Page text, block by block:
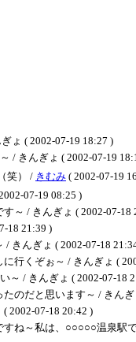
ょ ( 2002-07-19 18:27 )
/ きんぎょ ( 2002-07-19
笑） / きむみ ( 2002-07-19
07-19 08:25 )
～ / きんぎょ ( 2002-07-18
18 21:39 )
きんぎょ ( 2002-07-18
行くぞぉ～ / きんぎょ (
/ きんぎょ ( 2002-07-18
のだと思います～ / きんぎ
2002-07-18 20:42 )
ね～私は、○○○○○温泉